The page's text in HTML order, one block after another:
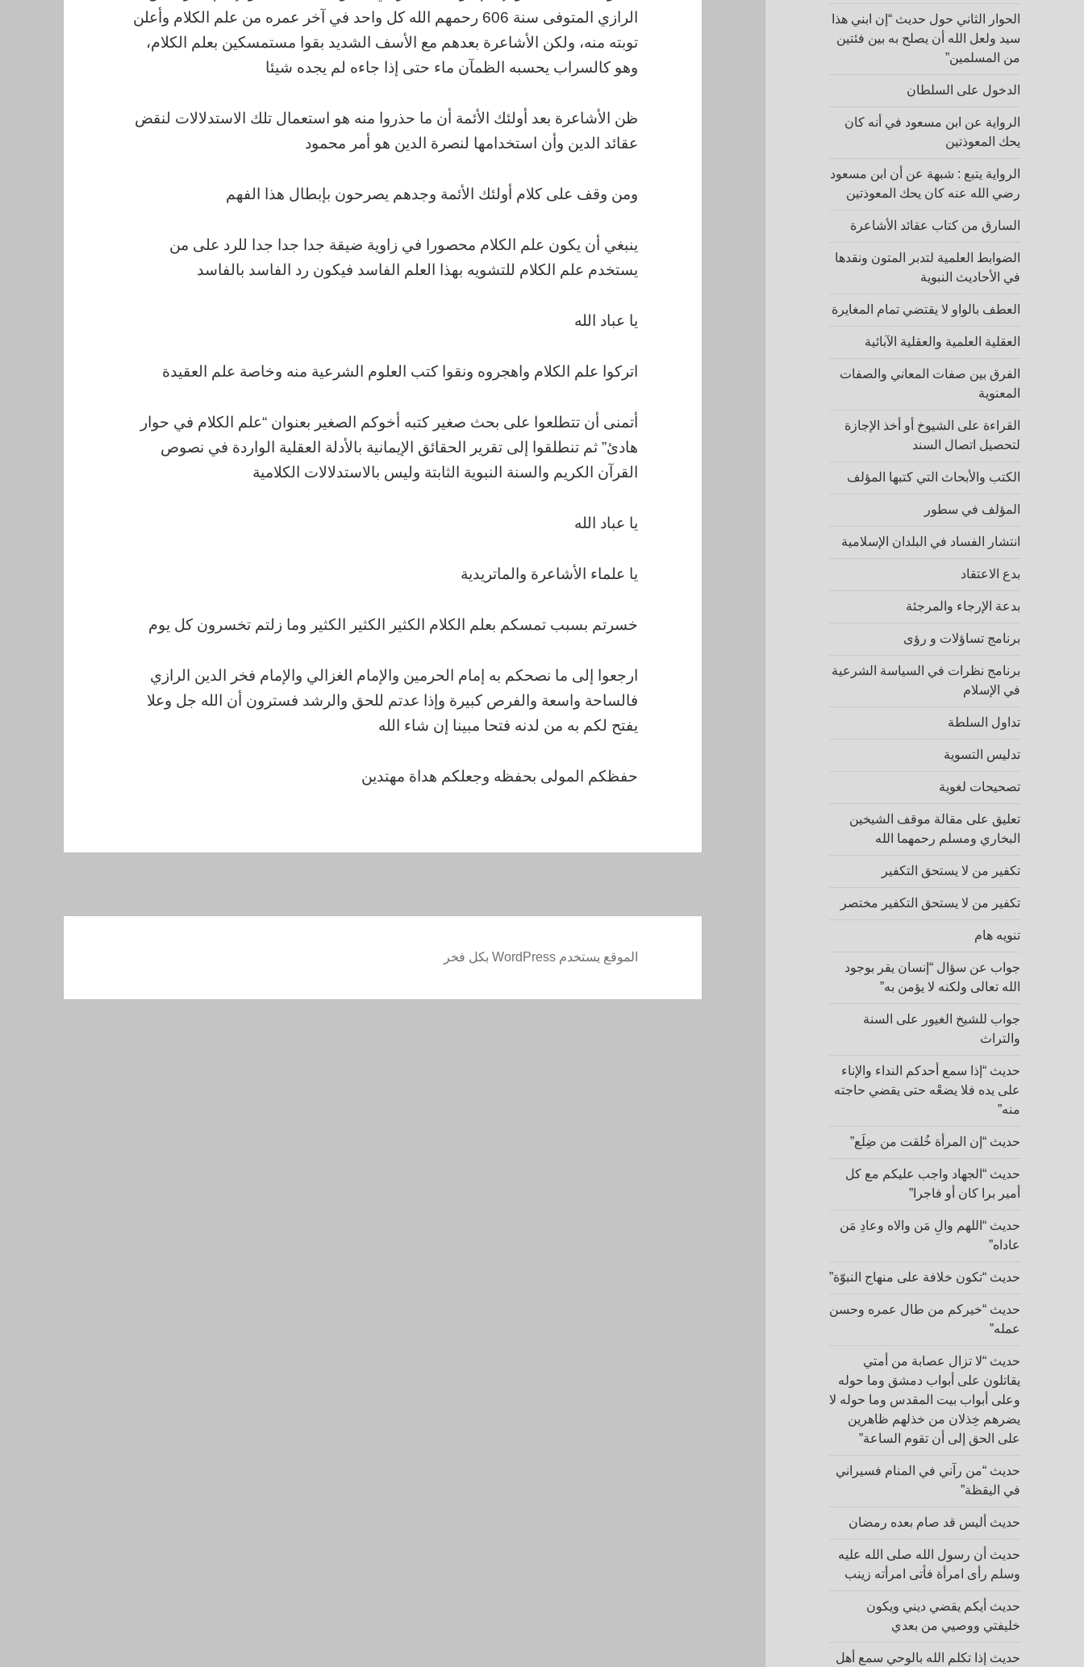
الحوار الثاني حول حديث “إن ابني هذا
سيد ولعل الله أن يصلح به بين فئتين
من المسلمين”
الدخول على السلطان
الرواية عن ابن مسعود في أنه كان
يحك المعوذتين
الرواية يتبع : شبهة عن أن ابن مسعود
رضي الله عنه كان يحك المعوذتين
السارق من كتاب عقائد الأشاعرة
الضوابط العلمية لتدبر المتون ونقدها
في الأحاديث النبوية
العطف بالواو لا يقتضي تمام المغايرة
العقلية العلمية والعقلية الآبائية
الفرق بين صفات المعاني والصفات
المعنوية
القراءة على الشيوخ أو أخذ الإجازة
لتحصيل اتصال السند
الكتب والأبحاث التي كتبها المؤلف
المؤلف في سطور
انتشار الفساد في البلدان الإسلامية
بدع الاعتقاد
بدعة الإرجاء والمرجئة
برنامج تساؤلات و رؤى
برنامج نظرات في السياسة الشرعية
في الإسلام
تداول السلطة
تدليس التسوية
تصحيحات لغوية
تعليق على مقالة موقف الشيخين
البخاري ومسلم رحمهما الله
تكفير من لا يستحق التكفير
تكفير من لا يستحق التكفير مختصر
تنويه هام
جواب عن سؤال “إنسان يقر بوجود
الله تعالى ولكنه لا يؤمن به”
جواب للشيخ الغيور على السنة
والتراث
حديث “إذا سمع أحدكم النداء والإناء
على يده فلا يضعْه حتى يقضي حاجته
منه”
حديث “إن المرأة خُلقت من ضِلَع”
حديث “الجهاد واجب عليكم مع كل
أمير برا كان أو فاجرا”
حديث “اللهم والِ مَن والاه وعادِ مَن
عاداه”
حديث “تكون خلافة على منهاج النبوّة”
حديث “خيركم من طال عمره وحسن
عمله”
حديث “لا تزال عصابة من أمتي
يقاتلون على أبواب دمشق وما حوله
وعلى أبواب بيت المقدس وما حوله لا
يضرهم خِذلان من خذلهم ظاهرين
على الحق إلى أن تقوم الساعة”
حديث “من رآني في المنام فسيراني
في اليقظة”
حديث أليس قد صام بعده رمضان
حديث أن رسول الله صلى الله عليه
وسلم رأى امرأة فأتى امرأته زينب
حديث أيكم يقضي ديني ويكون
خليفتي ووصيي من بعدي
حديث إذا تكلم الله بالوحي سمع أهل
الرازي المتوفى سنة 606 رحمهم الله كل واحد في آخر عمره من علم الكلام وأعلن
توبته منه، ولكن الأشاعرة بعدهم مع الأسف الشديد بقوا مستمسكين بعلم الكلام،
وهو كالسراب يحسبه الظمآن ماء حتى إذا جاءه لم يجده شيئا
ظن الأشاعرة بعد أولئك الأئمة أن ما حذروا منه هو استعمال تلك الاستدلالات لنقض
عقائد الدين وأن استخدامها لنصرة الدين هو أمر محمود
ومن وقف على كلام أولئك الأئمة وجدهم يصرحون بإبطال هذا الفهم
ينبغي أن يكون علم الكلام محصورا في زاوية ضيقة جدا جدا جدا للرد على من
يستخدم علم الكلام للتشويه بهذا العلم الفاسد فيكون رد الفاسد بالفاسد
يا عباد الله
اتركوا علم الكلام واهجروه ونقوا كتب العلوم الشرعية منه وخاصة علم العقيدة
أتمنى أن تتطلعوا على بحث صغير كتبه أخوكم الصغير بعنوان “علم الكلام في حوار
هادئ” ثم تنطلقوا إلى تقرير الحقائق الإيمانية بالأدلة العقلية الواردة في نصوص
القرآن الكريم والسنة النبوية الثابتة وليس بالاستدلالات الكلامية
يا عباد الله
يا علماء الأشاعرة والماتريدية
خسرتم بسبب تمسكم بعلم الكلام الكثير الكثير الكثير وما زلتم تخسرون كل يوم
ارجعوا إلى ما نصحكم به إمام الحرمين والإمام الغزالي والإمام فخر الدين الرازي
فالساحة واسعة والفرص كبيرة وإذا عدتم للحق والرشد فسترون أن الله جل وعلا
يفتح لكم به من لدنه فتحا مبينا إن شاء الله
حفظكم المولى بحفظه وجعلكم هداة مهتدين
الموقع يستخدم WordPress بكل فخر